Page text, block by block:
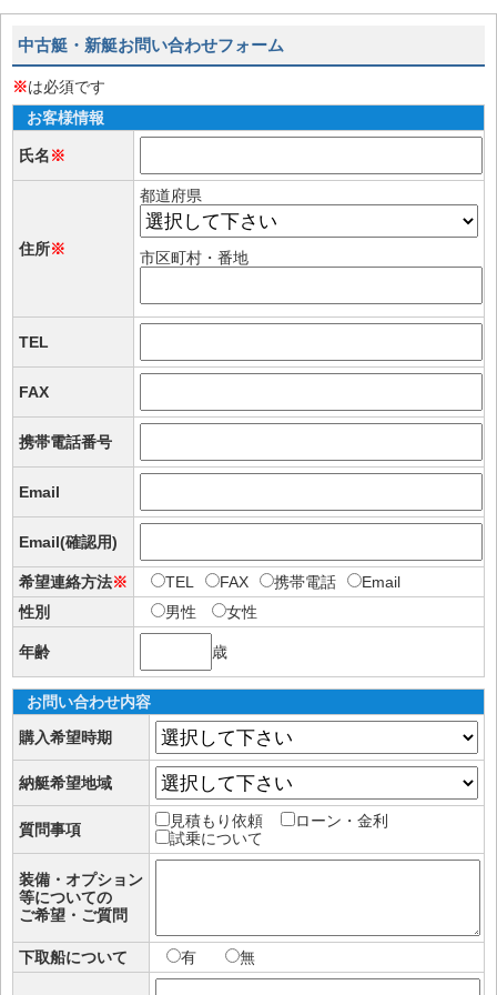
中古艇・新艇お問い合わせフォーム
※は必須です
お客様情報
氏名※
住所※
都道府県
市区町村・番地
TEL
FAX
携帯電話番号
Email
Email(確認用)
希望連絡方法※ TEL FAX 携帯電話
Email
性別
男性 女性
年齢 歳
お問い合わせ内容
購入希望時期
納艇希望地域
質問事項 見積もり依頼
ローン・金利
試乗について
装備・オプション
等についての
ご希望・ご質問
下取船について 有 無